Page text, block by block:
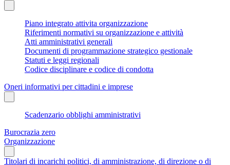
Piano integrato attivita organizzazione
Riferimenti normativi su organizzazione e attività
Atti amministrativi generali
Documenti di programmazione strategico gestionale
Statuti e leggi regionali
Codice disciplinare e codice di condotta
Oneri informativi per cittadini e imprese
Scadenzario obblighi amministrativi
Burocrazia zero
Organizzazione
Titolari di incarichi politici, di amministrazione, di direzione o di